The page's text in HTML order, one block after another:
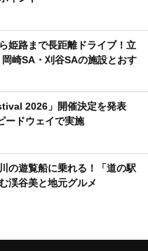
姫路まで長距離ドライブ！立
崎SA・刈谷SAの施設とおす
2026」開催決定を発表
ードウェイで実施
の遊覧船に乗れる！「道の駅
渓谷美と地元グルメ